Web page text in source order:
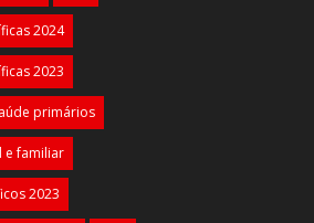
2024
2023
primários
e familiar
2023